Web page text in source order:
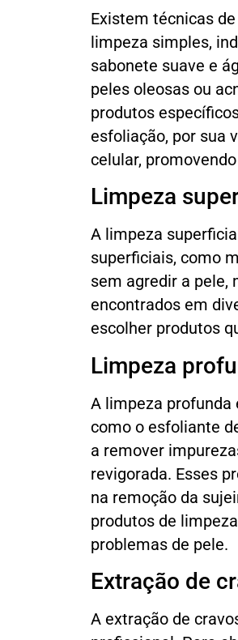
Existem técnicas
limpeza simples,
sabonete suave e
peles oleosas ou
produtos
esfoliação, por sua
celular,
Limpeza
A limpeza
superficiais, como
sem agredir a pele,
encontrados em
escolher produtos
Limpeza
A limpeza profunda
como o esfoliante
a remover
revigorada. Esses
na remoção da
produtos de
problemas de pele.
Extração de
A extração de